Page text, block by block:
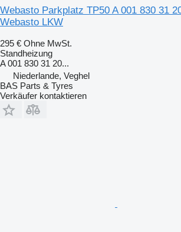
Webasto Parkplatz TP50 A 001 830 31
Webasto LKW
295 € Ohne MwSt.
Standheizung
A 001 830 31 20...
Niederlande, Veghel
BAS Parts & Tyres
Verkäufer kontaktieren